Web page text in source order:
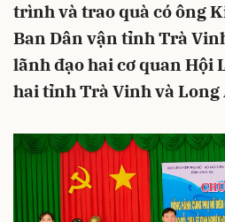
trình và trao quà có ông
Ban Dân vận tỉnh Trà
lãnh đạo hai cơ quan Hội
hai tỉnh Trà Vinh và Long